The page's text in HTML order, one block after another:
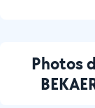
Photos